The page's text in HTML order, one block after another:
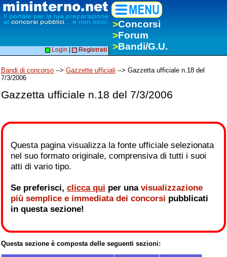
>Concorsi
>Forum
>Bandi/G.U.
Login Registrati
Bandi di concorso --> Gazzette ufficiali --> Gazzetta ufficiale n.18 del
7/3/2006
Gazzetta ufficiale n.18 del 7/3/2006
Questa pagina visualizza la fonte ufficiale selezionata
nel suo formato originale, comprensiva di tutti i suoi
atti di vario tipo.
Se preferisci, clicca qui per una visualizzazione
più semplice e immediata dei concorsi pubblicati
in questa sezione!
Questa sezione è composta delle seguenti sezioni: